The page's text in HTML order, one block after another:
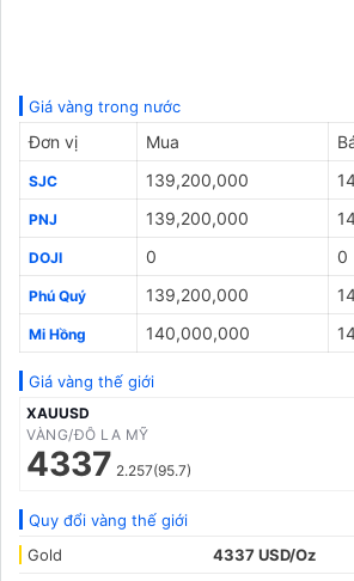
Giá vàng trong nước
Đơn vị Mua
SJC 139,200,000
PNJ 139,200,000
DOJI 0 0
Phú Quý 139,200,000
Mi Hồng 140,000,000
Giá vàng thế giới
XAUUSD
VÀNG/ĐÔ LA MỸ
4337 2.257(95.7)
Quy đổi vàng thế giới
Gold
4337 USD/Oz